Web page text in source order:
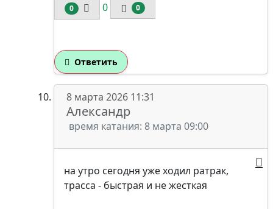
0 0 0
Ответить
8 марта 2026 11:31
Александр
время катания: 8 марта 09:00
на утро сегодня уже ходил ратрак,
трасса - быстрая и не жесткая